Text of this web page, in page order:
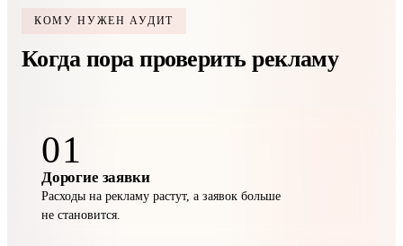
КОМУ НУЖЕН АУДИТ
Когда пора проверить рекламу
01
Дорогие заявки
Расходы на рекламу растут, а заявок больше
не становится.